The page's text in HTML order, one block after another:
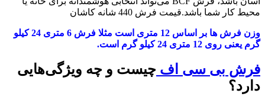
محیط کار شما باشد.قیمت فرش 440 شانه کاشان
وزن فرش ها بر اساس 12 متری است مثلا فرش 6 متری 24 کیلو
گرم یعنی روی 12 متری 24 کیلو گرم است.
فرش بی سی اف چیست و چه ویژگی‌هایی
دارد؟